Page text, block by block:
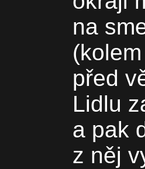
na
před
Lidlu
a pak
z něj